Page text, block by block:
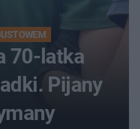
70-latka
Pijany